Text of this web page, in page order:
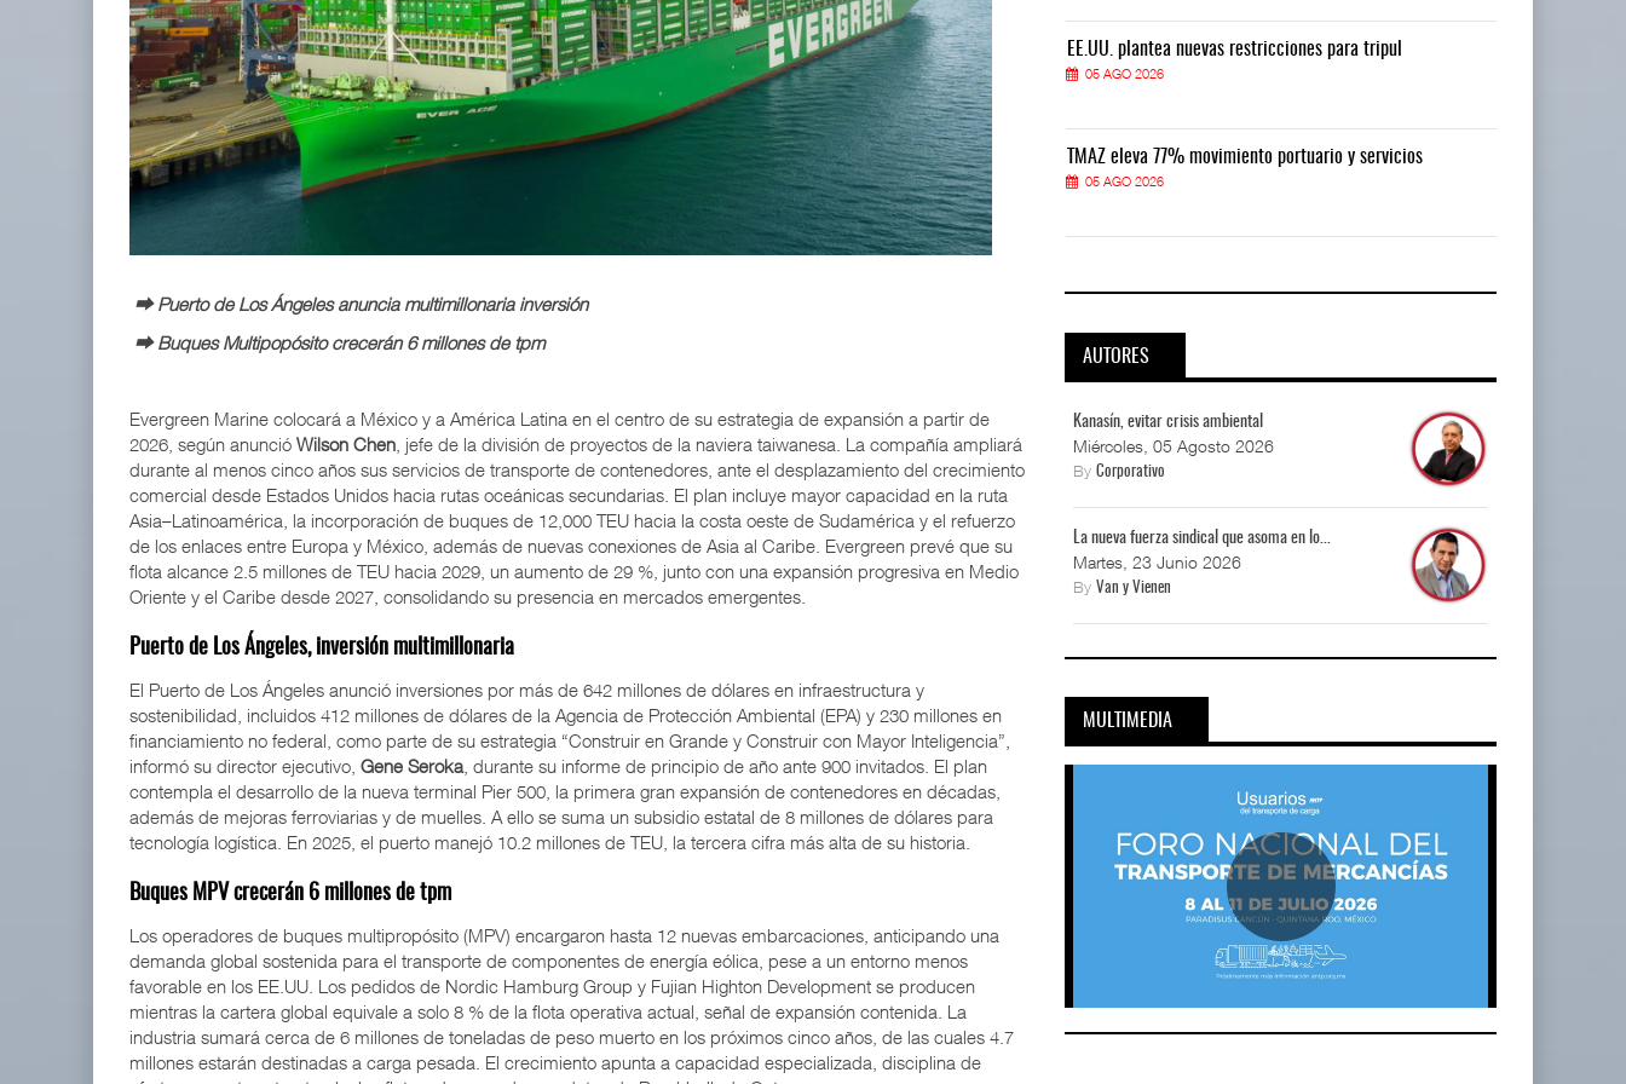
⮕ Puerto de Los Ángeles anuncia multimillonaria inversión
⮕ Buques Multipopósito crecerán 6 millones de tpm
Evergreen Marine colocará a México y a América Latina en el centro de su estrategia de expansión a partir de
2026, según anunció Wilson Chen , jefe de la división de proyectos de la naviera taiwanesa. La compañía ampliará
durante al menos cinco años sus servicios de transporte de contenedores, ante el desplazamiento del crecimiento
comercial desde Estados Unidos hacia rutas oceánicas secundarias. El plan incluye mayor capacidad en la ruta
Asia–Latinoamérica, la incorporación de buques de 12,000 TEU hacia la costa oeste de Sudamérica y el refuerzo
de los enlaces entre Europa y México, además de nuevas conexiones de Asia al Caribe. Evergreen prevé que su
flota alcance 2.5 millones de TEU hacia 2029, un aumento de 29 %, junto con una expansión progresiva en Medio
Oriente y el Caribe desde 2027, consolidando su presencia en mercados emergentes.
Puerto de Los Ángeles, inversión multimillonaria
El Puerto de Los Ángeles anunció inversiones por más de 642 millones de dólares en infraestructura y
sostenibilidad, incluidos 412 millones de dólares de la Agencia de Protección Ambiental (EPA) y 230 millones en
financiamiento no federal, como parte de su estrategia “Construir en Grande y Construir con Mayor Inteligencia”,
informó su director ejecutivo, Gene Seroka, durante su informe de principio de año ante 900 invitados. El plan
contempla el desarrollo de la nueva terminal Pier 500, la primera gran expansión de contenedores en décadas,
además de mejoras ferroviarias y de muelles. A ello se suma un subsidio estatal de 8 millones de dólares para
tecnología logística. En 2025, el puerto manejó 10.2 millones de TEU, la tercera cifra más alta de su historia.
Buques MPV crecerán 6 millones de tpm
Los operadores de buques multipropósito (MPV) encargaron hasta 12 nuevas embarcaciones, anticipando una
demanda global sostenida para el transporte de componentes de energía eólica, pese a un entorno menos
favorable en los EE.UU. Los pedidos de Nordic Hamburg Group y Fujian Highton Development se producen
mientras la cartera global equivale a solo 8 % de la flota operativa actual, señal de expansión contenida. La
industria sumará cerca de 6 millones de toneladas de peso muerto en los próximos cinco años, de las cuales 4.7
millones estarán destinadas a carga pesada. El crecimiento apunta a capacidad especializada, disciplina de
EE.UU. plantea nuevas restricciones para tripul
05 AGO 2026
TMAZ eleva 77% movimiento portuario y servicios
05 AGO 2026
EE.UU. plantea nuevas restricciones para tripul
TMAZ eleva 77% movimiento portuario y servicios
EE.UU. plantea nuevas restricciones para tripul
05 AGO 2026
TMAZ eleva 77% movimiento portuario y servicios
05 AGO 2026
AUTORES
Kanasín, evitar crisis ambiental
Miércoles, 05 Agosto 2026
ByCorporativo
La nueva fuerza sindical que asoma en lo...
Martes, 23 Junio 2026
ByVan y Vienen
MULTIMEDIA